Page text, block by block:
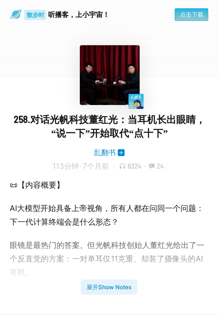
散步时 听播客，上小宇宙！ 点击下载
258.对话光帆科技董红光：当耳机长出眼睛，
“说一下”开始取代“点十下”
乱翻书
113分钟 · 7个月前 8324 · 24
📜【内容概要】
AI大模型开始具备上帝视角，所有人都在问同一个问题：
下一代计算终端会是什么形态？
眼镜是最热门的答案。但光帆科技创始人董红光给出了一
个反直觉的方案：一对单耳仅11克重、却装了摄像头的AI
耳机。
作为小米第89号员工、MIUI早期核心成员，光帆科技创始
展开Show Notes